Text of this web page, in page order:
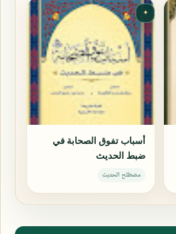
✦
أسباب تفوق الصحابة في
ضبط الحديث
مصطلح الحديث